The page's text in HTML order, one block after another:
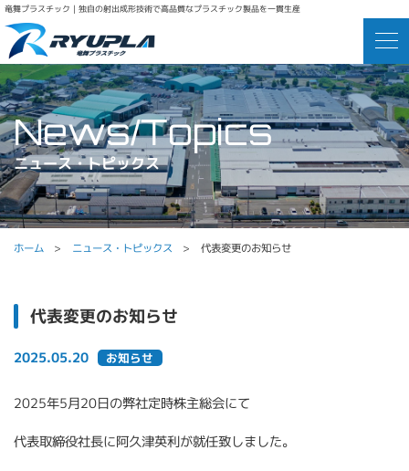
竜舞プラスチック｜独自の射出成形技術で高品質なプラスチック製品を一貫生産
ニュース・トピックス
ホーム ニュース・トピックス 代表変更のお知らせ
代表変更のお知らせ
2025.05.20 お知らせ
2025年5月20日の弊社定時株主総会にて
代表取締役社長に阿久津英利が就任致しました。